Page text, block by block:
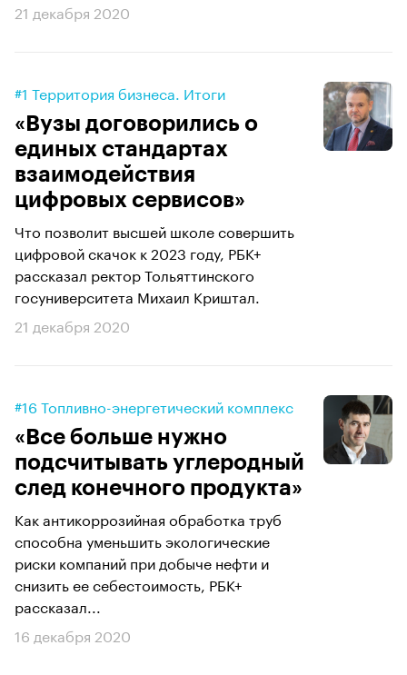
21 декабря 2020
#1 Территория бизнеса. Итоги
«Вузы договорились о
единых стандартах
взаимодействия
цифровых сервисов»
Что позволит высшей школе совершить
цифровой скачок к 2023 году, РБК+
рассказал ректор Тольяттинского
госуниверситета Михаил Криштал.
21 декабря 2020
#16 Топливно-энергетический комплекс
«Все больше нужно
подсчитывать углеродный
след конечного продукта»
Как антикоррозийная обработка труб
способна уменьшить экологические
риски компаний при добыче нефти и
снизить ее себестоимость, РБК+
рассказал...
16 декабря 2020